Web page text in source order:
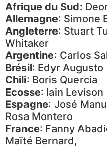
Afrique du Sud:
Allemagne: Simone
Angleterre: Stuart
Whitaker
Argentine: Carlos
Brésil: Edyr Augusto
Chili: Boris Quercia
Ecosse: Iain Levison
Espagne: José
Rosa Montero
France: Fanny
Maïté Bernard,